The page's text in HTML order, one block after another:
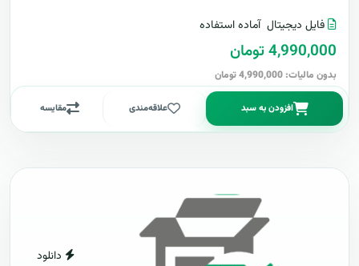
فایل دیجیتال آماده استفاده
4,990,000 تومان
بدون مالیات: 4,990,000 تومان
افزودن به سبد علاقه‌مندی مقایسه
دانلود